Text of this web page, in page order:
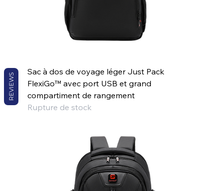
Sac à dos de voyage léger Just Pack
FlexiGo™ avec port USB et grand
compartiment de rangement
Rupture de stock
REVIEWS